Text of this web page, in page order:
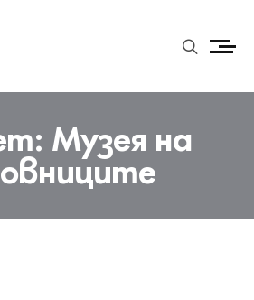
Музея на